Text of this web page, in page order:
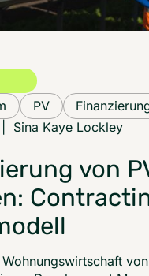
PV
Sina Kaye Lockley
von